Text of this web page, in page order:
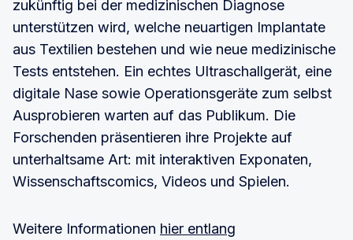
zukünftig bei der medizinischen Diagnose
unterstützen wird, welche neuartigen Implantate
aus Textilien bestehen und wie neue medizinische
Tests entstehen. Ein echtes Ultraschallgerät, eine
digitale Nase sowie Operationsgeräte zum selbst
Ausprobieren warten auf das Publikum. Die
Forschenden präsentieren ihre Projekte auf
unterhaltsame Art: mit interaktiven Exponaten,
Wissenschaftscomics, Videos und Spielen.
Weitere Informationen hier entlang